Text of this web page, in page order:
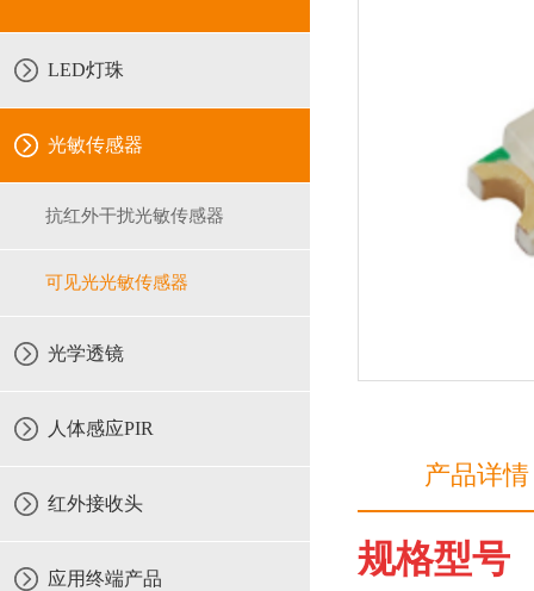
LED灯珠
光敏传感器
抗红外干扰光敏传感器
可见光光敏传感器
光学透镜
人体感应PIR
红外接收头
应用终端产品
产品详情
规格型号